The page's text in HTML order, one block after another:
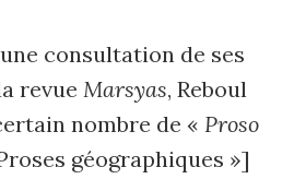
consultation de ses
revue Marsyas, Reboul
nombre de « Proso
géographiques »]